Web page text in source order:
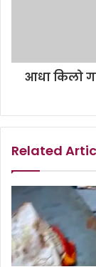
आधा किलो
Related